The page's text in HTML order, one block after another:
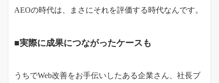
AEOの時代は、まさにそれを評価する時代なんです。
■実際に成果につながったケースも
うちでWeb改善をお手伝いしたある企業さん、社長ブ